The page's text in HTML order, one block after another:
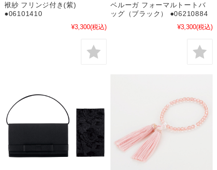
袱紗 フリンジ付き(紫)
●06101410
¥3,300(税込)
ベルーガ フォーマルトートバ
ッグ（ブラック） ●06210884
¥3,300(税込)